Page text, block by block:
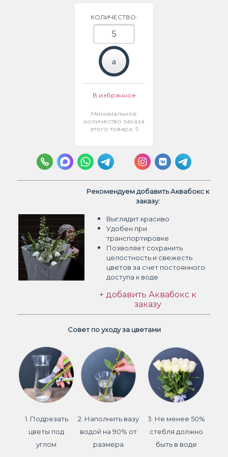
КОЛИЧЕСТВО:
В избранное
Минимальное
количество заказа
этого товара: 5
Рекомендуем добавить Аквабокс к
заказу:
Выглядит красиво
Удобен при
транспортировке
Позволяет сохранить
целостность и свежесть
цветов за счет постоянного
доступа к воде
+ добавить Аквабокс к
заказу
Совет по уходу за цветами
1. Подрезать
цветы под
углом
2. Наполнить вазу
водой на 90% от
размера
3. Не менее 50%
стебля должно
быть в воде